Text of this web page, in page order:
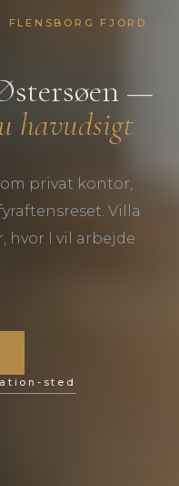
FLENSBORG FJORD
—
havudsigt
privat kontor,
Villa
hvor I vil arbejde
sted